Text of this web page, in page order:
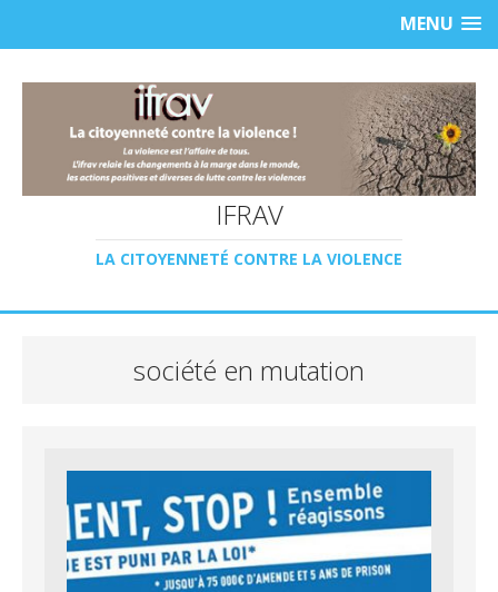
MENU
IFRAV
LA CITOYENNETÉ CONTRE LA VIOLENCE
société en mutation